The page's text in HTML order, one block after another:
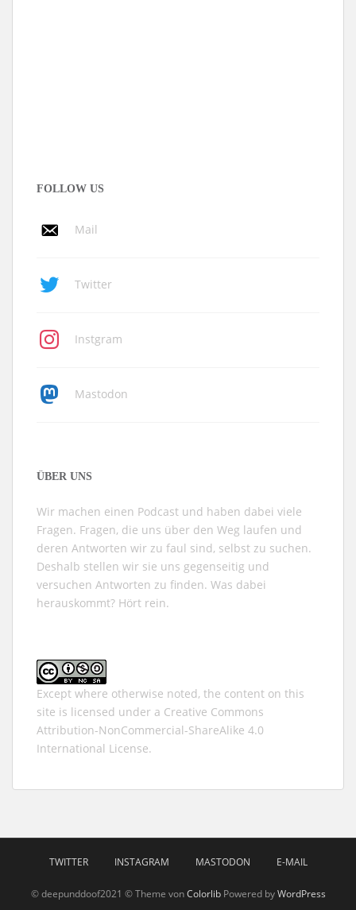
FOLLOW US
Mail
Twitter
Instgram
Mastodon
ÜBER UNS
Wir machen einen Podcast und haben dabei viele
Fragen. Fragen, die uns über den Weg laufen und
deren Antworten wir zu faul sind, selbst zu suchen.
Deshalb stellen wir sie uns gegenseitig und
versuchen Antworten zu finden. Was dabei
herauskommt? Hört rein.
Except where otherwise noted, the content on this
site is licensed under a Creative Commons
Attribution-NonCommercial-ShareAlike 4.0
International License.
TWITTER INSTAGRAM MASTODON E-MAIL
© deepunddoof2021 © Theme vonColorlibPowered byWordPress